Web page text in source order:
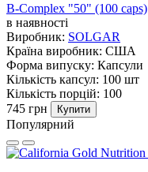
B-Complex "50" (100 caps)
в наявності
Виробник: SOLGAR
Країна виробник: США
Форма випуску: Капсули
Кількість капсул: 100 шт
Кількість порцій: 100
745 грн
Купити
Популярний